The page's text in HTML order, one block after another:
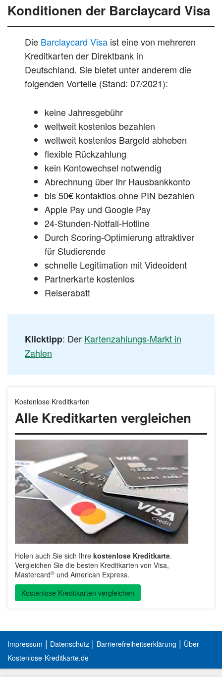
Konditionen der Barclaycard Visa
Die Barclaycard Visa ist eine von mehreren
Kreditkarten der Direktbank in
Deutschland. Sie bietet unter anderem die
folgenden Vorteile (Stand: 07/2021):
keine Jahresgebühr
weltweit kostenlos bezahlen
weltweit kostenlos Bargeld abheben
flexible Rückzahlung
kein Kontowechsel notwendig
Abrechnung über Ihr Hausbankkonto
bis 50€ kontaktlos ohne PIN bezahlen
Apple Pay und Google Pay
24-Stunden-Notfall-Hotline
Durch Scoring-Optimierung attraktiver
für Studierende
schnelle Legitimation mit Videoident
Partnerkarte kostenlos
Reiserabatt
Klicktipp: Der Kartenzahlungs-Markt in
Zahlen
Kostenlose Kreditkarten
Alle Kreditkarten vergleichen
Holen auch Sie sich Ihre kostenlose Kreditkarte.
Vergleichen Sie die besten Kreditkarten von Visa,
Mastercard® und American Express.
Kostenlose Kreditkarten vergleichen
Impressum | Datenschutz | Barrierefreiheitserklärung | Über
Kostenlose-Kreditkarte.de